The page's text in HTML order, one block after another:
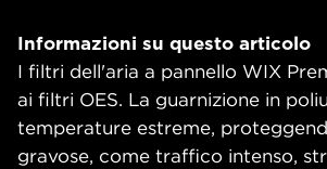
Informazioni su questo articolo
I filtri dell'aria a pannello WIX
ai filtri OES. La guarnizione in
temperature estreme,
gravose, come traffico intenso,